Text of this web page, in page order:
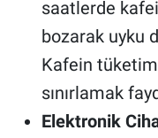
saatlerde
bozarak uyku
Kafein
sınırlamak
Elektronik